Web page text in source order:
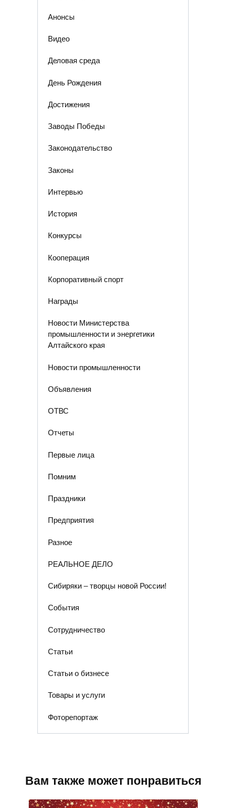
Анонсы
Видео
Деловая среда
День Рождения
Достижения
Заводы Победы
Законодательство
Законы
Интервью
История
Конкурсы
Кооперация
Корпоративный спорт
Награды
Новости Министерства
промышленности и энергетики
Алтайского края
Новости промышленности
Объявления
ОТВС
Отчеты
Первые лица
Помним
Праздники
Предприятия
Разное
РЕАЛЬНОЕ ДЕЛО
Сибиряки – творцы новой России!
События
Сотрудничество
Статьи
Статьи о бизнесе
Товары и услуги
Фоторепортаж
Вам также может понравиться